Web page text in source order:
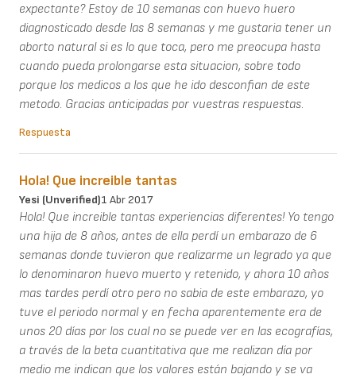
expectante? Estoy de 10 semanas con huevo huero
diagnosticado desde las 8 semanas y me gustaria tener un
aborto natural si es lo que toca, pero me preocupa hasta
cuando pueda prolongarse esta situacion, sobre todo
porque los medicos a los que he ido desconfian de este
metodo. Gracias anticipadas por vuestras respuestas.
Respuesta
Hola! Que increible tantas
Yesi (unverified)1 Abr 2017
Hola! Que increible tantas experiencias diferentes! Yo tengo
una hija de 8 años, antes de ella perdí un embarazo de 6
semanas donde tuvieron que realizarme un legrado ya que
lo denominaron huevo muerto y retenido, y ahora 10 años
mas tardes perdí otro pero no sabia de este embarazo, yo
tuve el periodo normal y en fecha aparentemente era de
unos 20 días por los cual no se puede ver en las ecografías,
a través de la beta cuantitativa que me realizan día por
medio me indican que los valores están bajando y se va